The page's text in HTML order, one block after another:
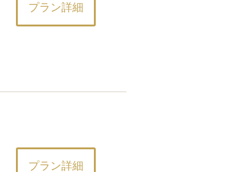
プラン詳細
プラン詳細